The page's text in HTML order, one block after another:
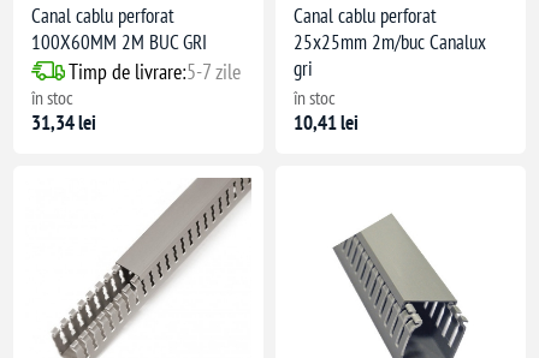
Canal cablu perforat
100X60MM 2M BUC GRI
Timp de livrare:5-7 zile
în stoc
31,34 lei
Canal cablu perforat
25x25mm 2m/buc Canalux
gri
în stoc
10,41 lei